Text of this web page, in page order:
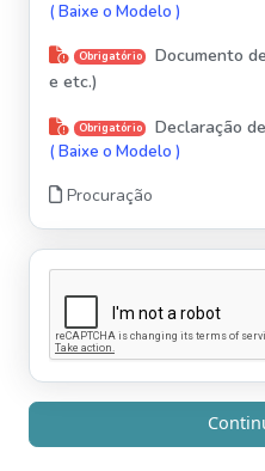
( Baixe o Modelo )
Obrigatório
Documento
e etc.)
Obrigatório Declaração
( Baixe o Modelo )
Procuração